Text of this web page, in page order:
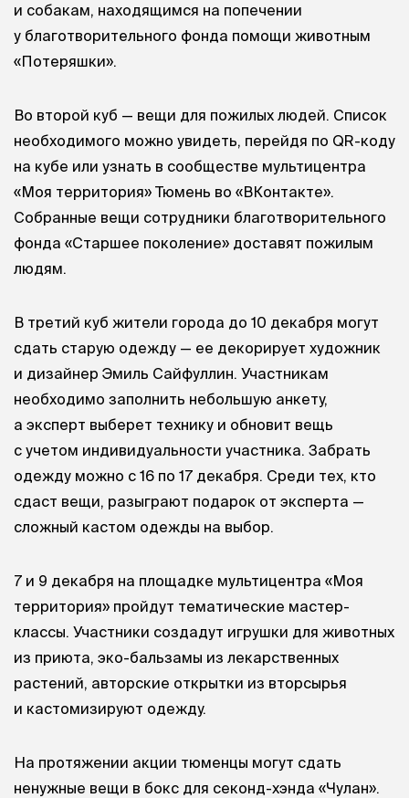
и собакам, находящимся на попечении
у благотворительного фонда помощи животным
«Потеряшки».
Во второй куб — вещи для пожилых людей. Список
необходимого можно увидеть, перейдя по QR-коду
на кубе или узнать в сообществе мультицентра
«Моя территория» Тюмень во «ВКонтакте».
Собранные вещи сотрудники благотворительного
фонда «Старшее поколение» доставят пожилым
людям.
В третий куб жители города до 10 декабря могут
сдать старую одежду — ее декорирует художник
и дизайнер Эмиль Сайфуллин. Участникам
необходимо заполнить небольшую анкету,
а эксперт выберет технику и обновит вещь
с учетом индивидуальности участника. Забрать
одежду можно с 16 по 17 декабря. Среди тех, кто
сдаст вещи, разыграют подарок от эксперта —
сложный кастом одежды на выбор.
7 и 9 декабря на площадке мультицентра «Моя
территория» пройдут тематические мастер-
классы. Участники создадут игрушки для животных
из приюта, эко-бальзамы из лекарственных
растений, авторские открытки из вторсырья
и кастомизируют одежду.
На протяжении акции тюменцы могут сдать
ненужные вещи в бокс для секонд-хэнда «Чулан».